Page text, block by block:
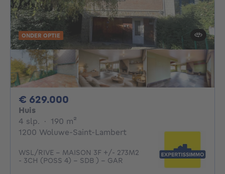
ONDER OPTIE
€ 629.000
Huis
4 slp. 4 slaapkamers
· 190 m²
1200 Woluwe-Saint-Lambert
WSL/RIVE - MAISON 3F +/- 273M2
- 3CH (POSS 4) - SDB ) - GAR